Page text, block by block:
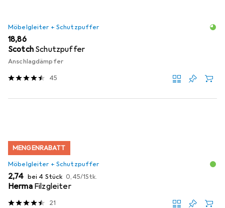
Möbelgleiter + Schutzpuffer
EUR
18,86
Scotch Schutzpuffer
Anschlagdämpfer
45
MENGENRABATT
Möbelgleiter + Schutzpuffer
EUR
2,74 bei 4 Stück EUR
0,45/1Stk.
Herma Filzgleiter
21